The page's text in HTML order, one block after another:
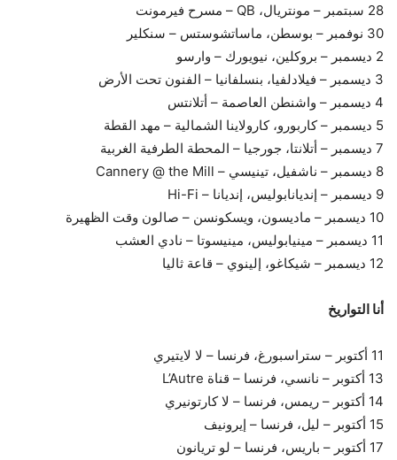
28 سبتمبر – مونتريال، QB – مسرح فيرمونت
30 نوفمبر – بوسطن، ماساتشوستس – سنكلير
2 ديسمبر – بروكلين، نيويورك – وارسو
3 ديسمبر – فيلادلفيا، بنسلفانيا – الفنون تحت الأرض
4 ديسمبر – واشنطن العاصمة – أتلانتس
5 ديسمبر – كاربورو، كارولاينا الشمالية – مهد القطة
7 ديسمبر – أتلانتا، جورجيا – المحطة الطرفية الغربية
8 ديسمبر – ناشفيل، تينيسي – Cannery @ the Mill
9 ديسمبر – إنديانابوليس، إنديانا – Hi-Fi
10 ديسمبر – ماديسون، ويسكونسن – صالون وقت الظهيرة
11 ديسمبر – مينيابوليس، مينيسوتا – نادي العشب
12 ديسمبر – شيكاغو، إلينوي – قاعة ثاليا
أنا التواريخ
11 أكتوبر – ستراسبورغ، فرنسا – لا لايتيري
13 أكتوبر – نانسي، فرنسا – قناة L’Autre
14 أكتوبر – ريمس، فرنسا – لا كارتونيري
15 أكتوبر – ليل، فرنسا – إيرونيف
17 أكتوبر – باريس، فرنسا – لو تريانون